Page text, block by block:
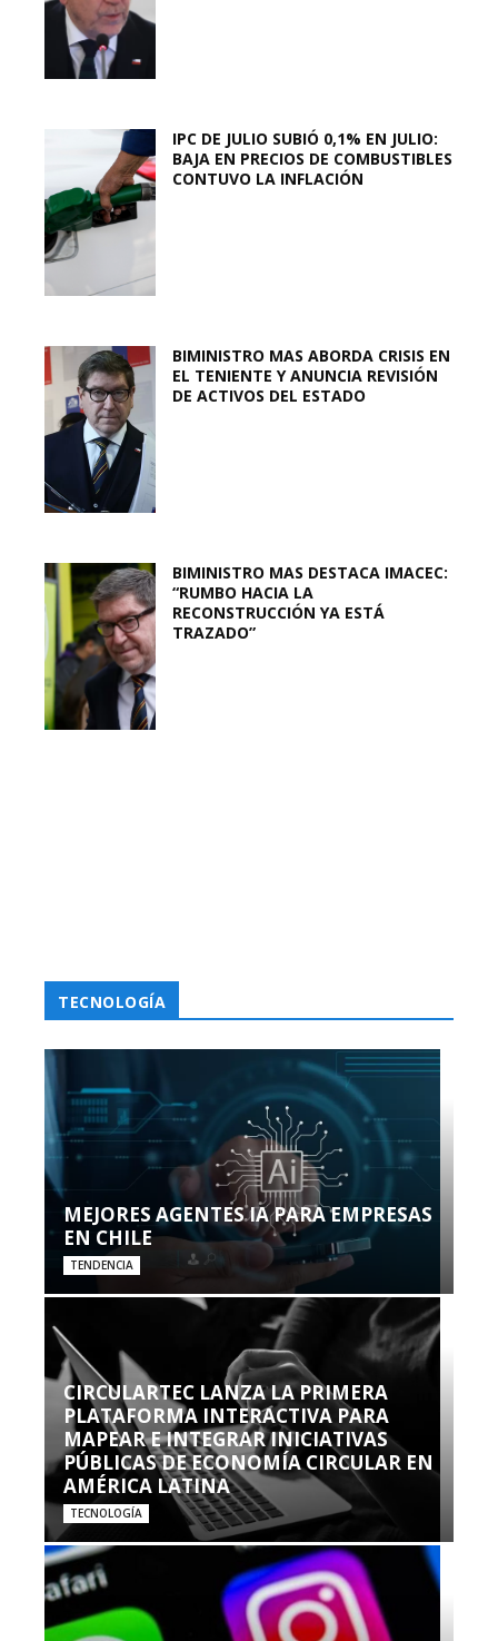
IPC DE JULIO SUBIÓ 0,1% EN JULIO:
BAJA EN PRECIOS DE COMBUSTIBLES
CONTUVO LA INFLACIÓN
BIMINISTRO MAS ABORDA CRISIS EN
EL TENIENTE Y ANUNCIA REVISIÓN
DE ACTIVOS DEL ESTADO
BIMINISTRO MAS DESTACA IMACEC:
“RUMBO HACIA LA
RECONSTRUCCIÓN YA ESTÁ
TRAZADO”
TECNOLOGÍA
MEJORES AGENTES IA PARA EMPRESAS
EN CHILE
TENDENCIA
CIRCULARTEC LANZA LA PRIMERA
PLATAFORMA INTERACTIVA PARA
MAPEAR E INTEGRAR INICIATIVAS
PÚBLICAS DE ECONOMÍA CIRCULAR EN
AMÉRICA LATINA
TECNOLOGÍA